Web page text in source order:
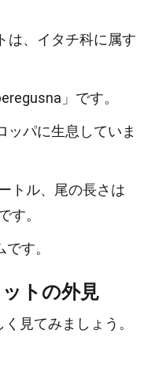
は、イタチ科に属す
」です。
ッパに生息していま
トル、尾の長さは
す。
す。
トの外見
見てみましょう。